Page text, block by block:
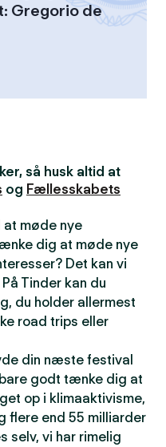
: Gregorio de
så husk altid at
og Fællesskabets
at møde nye
dig at møde nye
Det kan vi
Tinder kan du
du holder allermest
road trips eller
din næste festival
bare godt tænke dig at
op i klimaaktivisme,
flere end 55 milliarder
selv, vi har rimelig